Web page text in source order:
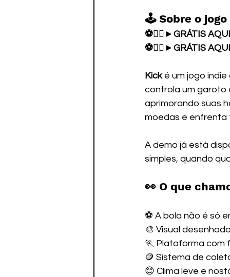
🕹️ Sobre o jogo
⚽🏃‍♂️►GRÁTIS
⚽🏃‍♂️►GRÁTIS
Kick é um jogo indie
controla um garoto
aprimorando suas
moedas e enfrenta
A demo já está
simples, quando
👀 O que
⚽ A bola não é só
🎨 Visual
🏃 Plataforma com
🪙 Sistema de
😊 Clima leve e